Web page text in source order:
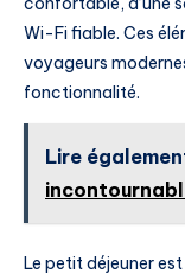
Wi-Fi fiable. Ces
voyageurs
fonctionnalité.
Lire
Le petit déjeuner